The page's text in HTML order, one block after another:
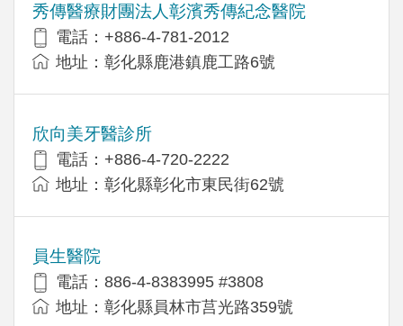
秀傳醫療財團法人彰濱秀傳紀念醫院
電話：+886-4-781-2012
地址：彰化縣鹿港鎮鹿工路6號
欣向美牙醫診所
電話：+886-4-720-2222
地址：彰化縣彰化市東民街62號
員生醫院
電話：886-4-8383995 #3808
地址：彰化縣員林市莒光路359號